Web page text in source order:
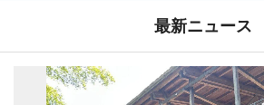
最新ニュース